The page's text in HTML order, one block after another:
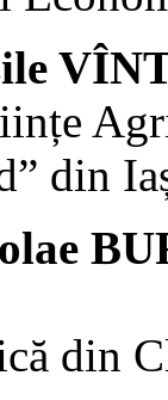
din
din